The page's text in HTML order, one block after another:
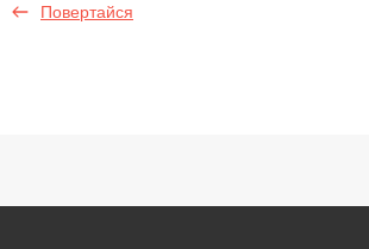
Повертайся